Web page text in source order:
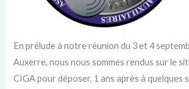
En prélude à notre réunion du 3 et 4
Auxerre, nous nous sommes rendus sur le
CIGA pour déposer, 1 ans après à quelques